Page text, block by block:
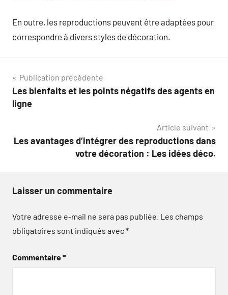
En outre, les reproductions peuvent être adaptées pour
correspondre à divers styles de décoration.
Navigation
de
Publication précédente
Les bienfaits et les points négatifs des agents en
ligne
Article suivant
Les avantages d’intégrer des reproductions dans
votre décoration : Les idées déco.
Laisser un commentaire
Votre adresse e-mail ne sera pas publiée. Les champs
obligatoires sont indiqués avec*
Commentaire*